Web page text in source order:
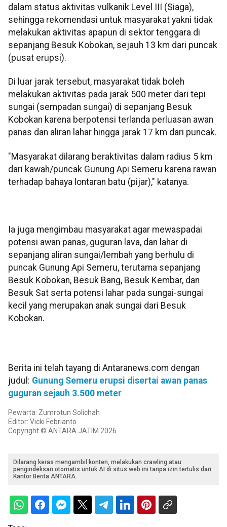
dalam status aktivitas vulkanik Level III (Siaga),
sehingga rekomendasi untuk masyarakat yakni tidak
melakukan aktivitas apapun di sektor tenggara di
sepanjang Besuk Kobokan, sejauh 13 km dari puncak
(pusat erupsi).
Di luar jarak tersebut, masyarakat tidak boleh
melakukan aktivitas pada jarak 500 meter dari tepi
sungai (sempadan sungai) di sepanjang Besuk
Kobokan karena berpotensi terlanda perluasan awan
panas dan aliran lahar hingga jarak 17 km dari puncak.
"Masyarakat dilarang beraktivitas dalam radius 5 km
dari kawah/puncak Gunung Api Semeru karena rawan
terhadap bahaya lontaran batu (pijar)," katanya.
Ia juga mengimbau masyarakat agar mewaspadai
potensi awan panas, guguran lava, dan lahar di
sepanjang aliran sungai/lembah yang berhulu di
puncak Gunung Api Semeru, terutama sepanjang
Besuk Kobokan, Besuk Bang, Besuk Kembar, dan
Besuk Sat serta potensi lahar pada sungai-sungai
kecil yang merupakan anak sungai dari Besuk
Kobokan.
Berita ini telah tayang di Antaranews.com dengan
judul: Gunung Semeru erupsi disertai awan panas
guguran sejauh 3.500 meter
Pewarta: Zumrotun Solichah
Editor: Vicki Febrianto
Copyright © ANTARA JATIM 2026
Dilarang keras mengambil konten, melakukan crawling atau
pengindeksan otomatis untuk AI di situs web ini tanpa izin tertulis dari
Kantor Berita ANTARA.